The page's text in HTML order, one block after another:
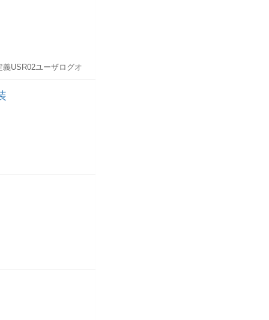
USR02ユーザログオ
ラメータIDユーザパ
納ADR2電話番号 (ア
号を格納ADR6電子
ロール-
細)-AGR_1252ロール
アクティビティ権限
権限プロフィル権限
ユーザマスタ権限プ
ション)TSTCAトラ
ェクトSU22/SU24で
オブジェクト(カスタ
ル
ります。